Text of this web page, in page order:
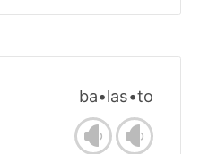
ba•las•to